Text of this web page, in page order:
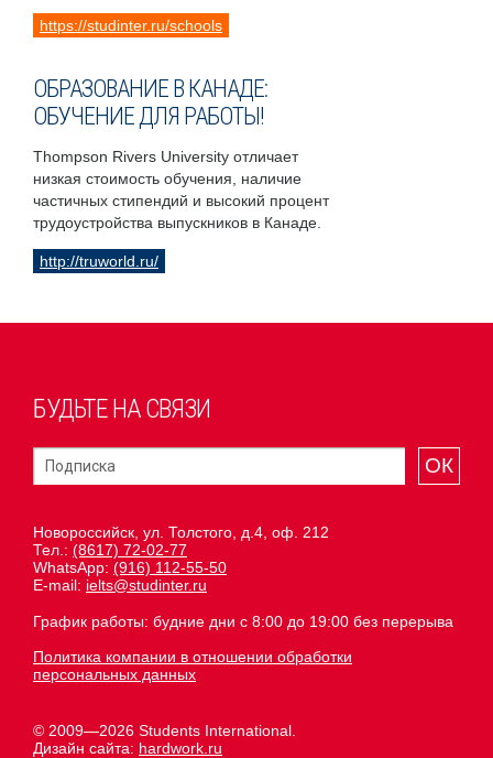
https://studinter.ru/schools
ОБРАЗОВАНИЕ В КАНАДЕ:
ОБУЧЕНИЕ ДЛЯ РАБОТЫ!
Thompson Rivers University отличает
низкая стоимость обучения, наличие
частичных стипендий и высокий процент
трудоустройства выпускников в Канаде.
http://truworld.ru/
БУДЬТЕ НА СВЯЗИ
ОК
Новороссийск, ул. Толстого, д.4, оф. 212
Тел.: (8617) 72-02-77
WhatsApp: (916) 112-55-50
E-mail: ielts@studinter.ru
График работы: будние дни с 8:00 до 19:00 без перерыва
Политика компании в отношении обработки
персональных данных
© 2009—2026 Students International.
Дизайн сайта: hardwork.ru